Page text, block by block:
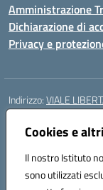
Cookies e
Il nostro Istituto
sono utilizzati
Amministrazione
Dichiarazione di
Privacy e
Indirizzo:VIALE
Centralino:
Posta elettronica
Codice fiscale:
Codice
Codice Indice delle